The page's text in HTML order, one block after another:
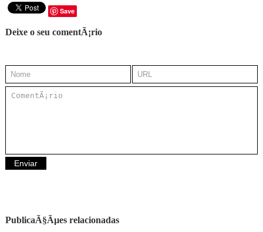
Save
Deixe o seu comentÃ¡rio
PublicaÃ§Ãµes relacionadas